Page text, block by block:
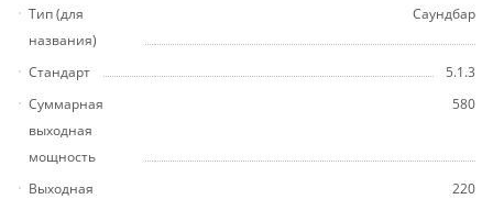
Тип (для
названия)
Саундбар
Стандарт
5.1.3
Суммарная
выходная
мощность
580
Выходная
220